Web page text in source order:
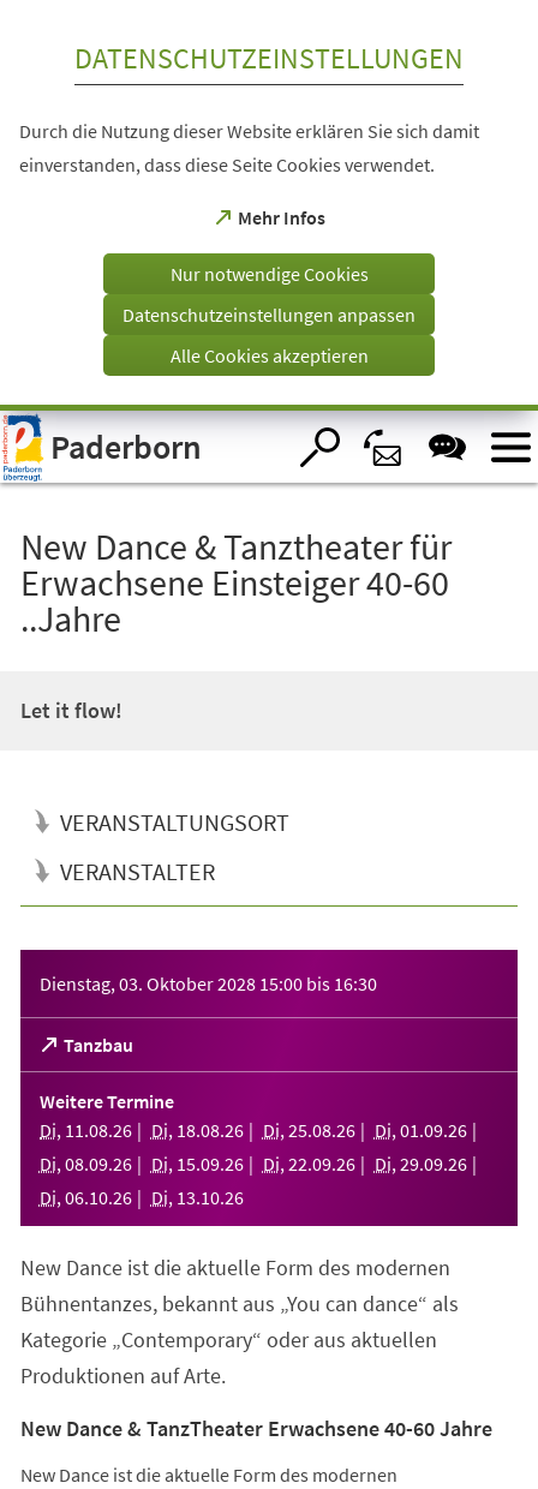
Visuelle
Assistenzsoftware
öffnen.
DATENSCHUTZEINSTELLUNGEN
Durch die Nutzung dieser Website erklären Sie sich damit
einverstanden, dass diese Seite Cookies verwendet.
Mehr Infos
(Öffnet
einem
Tab)
Nur notwendige Cookies
Datenschutzeinstellungen anpassen
Alle Cookies akzeptieren
Paderborn
New Dance & Tanztheater für
Erwachsene Einsteiger 40-60
..Jahre
Let it flow!
VERANSTALTUNGSORT
VERANSTALTER
Dienstag, 03. Oktober 2028 15:00 bis 16:30
Tanzbau
(Öffnet
in
einem
neuen
Tab)
Weitere Termine
Di, 11 .08.26 Di, 18.08.26 Di, 25.08.26 Di, 01 .09.26
Di, 08.09.26 Di, 15.09.26 Di, 22.09.26 Di, 29.09.26
Di, 06.10.26 Di, 13.10.26
New Dance ist die aktuelle Form des modernen
Bühnentanzes, bekannt aus „You can dance“ als
Kategorie „Contemporary“ oder aus aktuellen
Produktionen auf Arte.
New Dance & TanzTheater Erwachsene 40-60 Jahre
New Dance ist die aktuelle Form des modernen